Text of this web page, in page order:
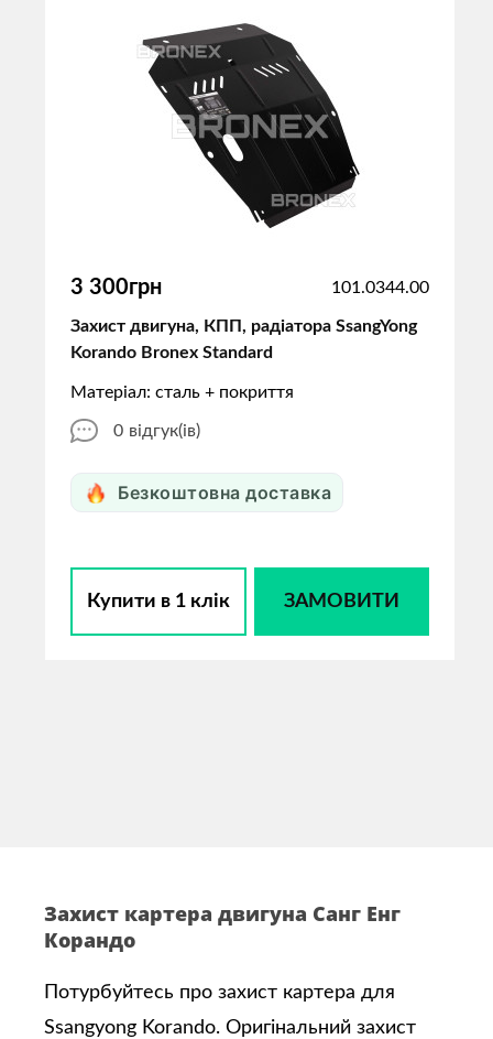
3 300грн 101.0344.00
Захист двигуна, КПП, радіатора SsangYong
Korando Bronex Standard
Матеріал: сталь + покриття
0 відгук(ів)
Безкоштовна доставка
Купити в 1 клік ЗАМОВИТИ
Захист картера двигуна Санг Енг
Корандо
Потурбуйтесь про захист картера для
Ssangyong Korando. Оригінальний захист